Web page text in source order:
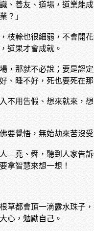
善友、道場，道業能
？」
榦也很細弱，不會開
道果才會成就。
那就不必說；要是認
睡不好，死也要死在
用告假、想來就來，
覺悟，無始劫來苦沒
—堯、舜，聽到人家告
拿智慧來想一想！
都會頂一滴露水珠子
心，勉勵自己。